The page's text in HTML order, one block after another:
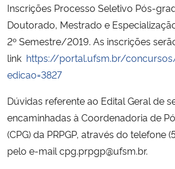
Gabinete de Segurança Institucional
Advocacia-Geral da União
Banco Central do Brasil
Planalto
Inscrições Processo Seletivo Pós-
Doutorado, Mestrado e
2º Semestre/2019. As inscrições
link https://portal.ufsm.br/
edicao=3827
Dúvidas referente ao Edital Geral de
encaminhadas à Coordenadoria de
(CPG) da PRPGP, através do telefone
pelo e-mail cpg.prpgp@ufsm.br.